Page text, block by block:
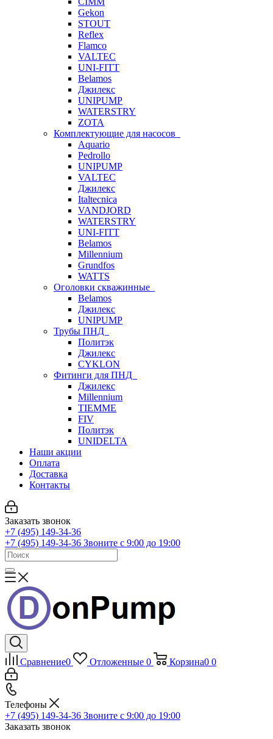
Gekon
STOUT
Reflex
Flamco
VALTEC
UNI-FITT
Belamos
Джилекс
UNIPUMP
WATERSTRY
ZOTA
Комплектующие для насосов
Aquario
Pedrollo
UNIPUMP
VALTEC
Джилекс
Italtecnica
VANDJORD
WATERSTRY
UNI-FITT
Belamos
Millennium
Grundfos
WATTS
Оголовки скважинные
Belamos
Джилекс
UNIPUMP
Трубы ПНД
Политэк
Джилекс
CYKLON
Фитинги для ПНД
Джилекс
Millennium
TIEMME
FIV
Политэк
UNIDELTA
Наши акции
Оплата
Доставка
Контакты
Заказать звонок
+7 (495) 149-34-36
+7 (495) 149-34-36 Звоните с 9:00 до 19:00
Сравнение0 Отложенные 0 Корзина0 0
Телефоны
+7 (495) 149-34-36 Звоните с 9:00 до 19:00
Заказать звонок